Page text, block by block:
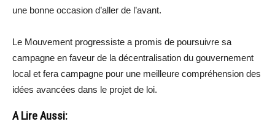
une bonne occasion d’aller de l’avant.
Le Mouvement progressiste a promis de poursuivre sa
campagne en faveur de la décentralisation du gouvernement
local et fera campagne pour une meilleure compréhension des
idées avancées dans le projet de loi.
A Lire Aussi: